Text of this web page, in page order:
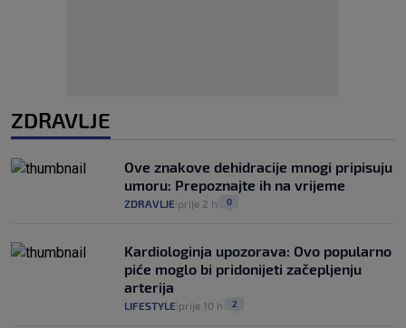
ZDRAVLJE
Ove znakove dehidracije mnogi pripisuju
umoru: Prepoznajte ih na vrijeme
ZDRAVLJE prije 2 h 0
Kardiologinja upozorava: Ovo popularno
piće moglo bi pridonijeti začepljenju
arterija
LIFESTYLE prije 10 h 2